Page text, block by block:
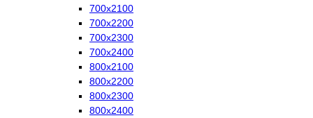
700х2100
700х2200
700х2300
700х2400
800х2100
800х2200
800х2300
800х2400